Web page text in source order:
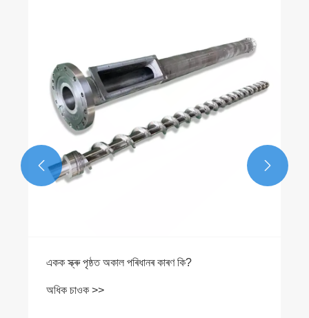
একক স্ক্ৰু পৃষ্ঠত অকাল পৰিধানৰ কাৰণ কি?
অধিক চাওক >>
 